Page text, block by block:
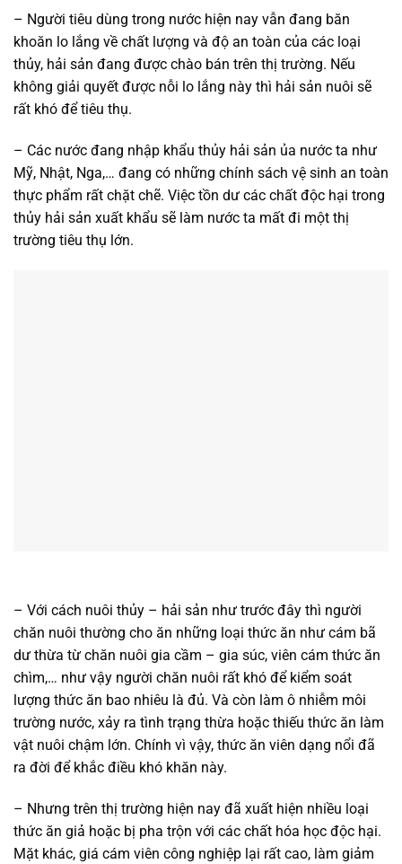
– Người tiêu dùng trong nước hiện nay vẫn đang băn
khoăn lo lắng về chất lượng và độ an toàn của các loại
thủy, hải sản đang được chào bán trên thị trường. Nếu
không giải quyết được nỗi lo lắng này thì hải sản nuôi sẽ
rất khó để tiêu thụ.
– Các nước đang nhập khẩu thủy hải sản ủa nước ta như
Mỹ, Nhật, Nga,… đang có những chính sách vệ sinh an toàn
thực phẩm rất chặt chẽ. Việc tồn dư các chất độc hại trong
thủy hải sản xuất khẩu sẽ làm nước ta mất đi một thị
trường tiêu thụ lớn.
– Với cách nuôi thủy – hải sản như trước đây thì người
chăn nuôi thường cho ăn những loại thức ăn như cám bã
dư thừa từ chăn nuôi gia cầm – gia súc, viên cám thức ăn
chìm,… như vậy người chăn nuôi rất khó để kiểm soát
lượng thức ăn bao nhiêu là đủ. Và còn làm ô nhiễm môi
trường nước, xảy ra tình trạng thừa hoặc thiếu thức ăn làm
vật nuôi chậm lớn. Chính vì vậy, thức ăn viên dạng nổi đã
ra đời để khắc điều khó khăn này.
– Nhưng trên thị trường hiện nay đã xuất hiện nhiều loại
thức ăn giả hoặc bị pha trộn với các chất hóa học độc hại.
Mặt khác, giá cám viên công nghiệp lại rất cao, làm giảm